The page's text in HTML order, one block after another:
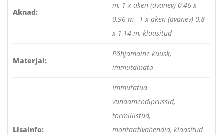
Aknad:
m, 1 x aken (avanev) 0,46 x
0,96 m, 1 x aken (avanev) 0,8
x 1,14 m, klaasitud
Materjal:
Põhjamaine kuusk,
immutamata
Lisainfo:
Immutatud
vundamendiprussid,
tormiliistud,
montaaživahendid, klaasitud